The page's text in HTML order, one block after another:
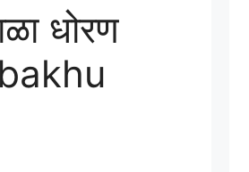
धोरण